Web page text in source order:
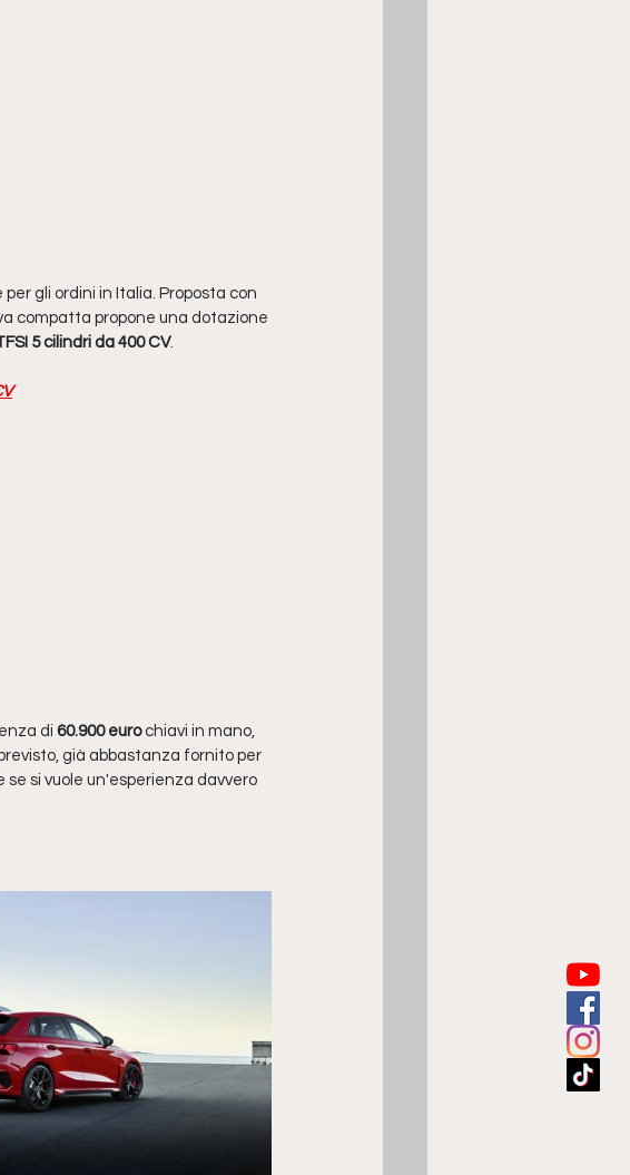
per gli ordini in Italia. Proposta con
compatta propone una dotazione
5 cilindri da 400 CV.
di 60.900 euro chiavi in mano,
già abbastanza fornito per
si vuole un'esperienza davvero